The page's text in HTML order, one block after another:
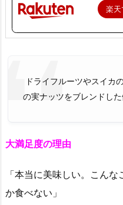
楽天
ドライフルーツやスイカ
の実ナッツをブレンドし
大満足度の理由
「本当に美味しい。こん
か食べない」